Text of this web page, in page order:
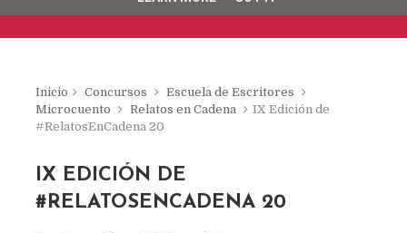
Inicio Concursos
Escuela de Escritores
Microcuento
Relatos en Cadena
IX Edición de
#RelatosEnCadena 20
IX EDICIÓN DE
#RELATOSENCADENA 20